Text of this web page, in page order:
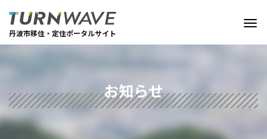
丹波市移住・定住ポータルサイト
お知らせ